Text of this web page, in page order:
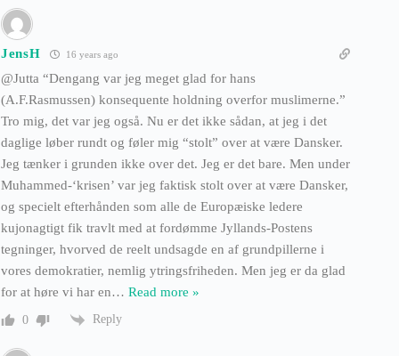
JensH 16 years ago
@Jutta “Dengang var jeg meget glad for hans
(A.F.Rasmussen) konsequente holdning overfor muslimerne.”
Tro mig, det var jeg også. Nu er det ikke sådan, at jeg i det
daglige løber rundt og føler mig “stolt” over at være Dansker.
Jeg tænker i grunden ikke over det. Jeg er det bare. Men under
Muhammed-‘krisen’ var jeg faktisk stolt over at være Dansker,
og specielt efterhånden som alle de Europæiske ledere
kujonagtigt fik travlt med at fordømme Jyllands-Postens
tegninger, hvorved de reelt undsagde en af grundpillerne i
vores demokratier, nemlig ytringsfriheden. Men jeg er da glad
for at høre vi har en… Read more »
0 Reply